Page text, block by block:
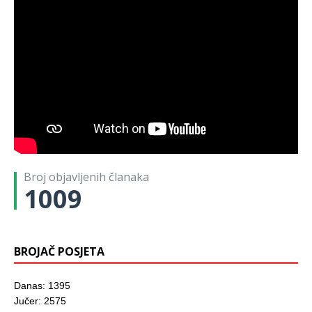
Broj objavljenih članaka
1009
BROJAČ POSJETA
Danas: 1395
Jučer: 2575